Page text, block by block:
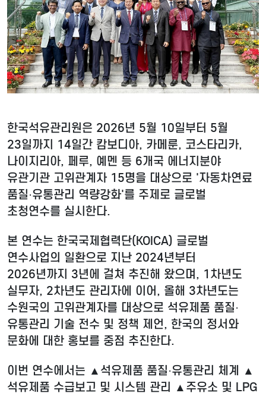
한국석유관리원은 2026년 5월 10일부터 5월
23일까지 14일간 캄보디아, 카메룬, 코스타리카,
나이지리아, 페루, 예멘 등 6개국 에너지분야
유관기관 고위관계자 15명을 대상으로 '자동차연료
품질·유통관리 역량강화'를 주제로 글로벌
초청연수를 실시한다.
본 연수는 한국국제협력단(KOICA) 글로벌
연수사업의 일환으로 지난 2024년부터
2026년까지 3년에 걸쳐 추진해 왔으며, 1차년도
실무자, 2차년도 관리자에 이어, 올해 3차년도는
수원국의 고위관계자를 대상으로 석유제품 품질·
유통관리 기술 전수 및 정책 제언, 한국의 정서와
문화에 대한 홍보를 중점 추진한다.
이번 연수에서는 ▲석유제품 품질·유통관리 체계 ▲
석유제품 수급보고 및 시스템 관리 ▲주유소 및 LPG